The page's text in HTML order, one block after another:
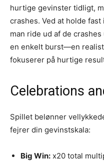
hurtige gevinster tidligt,
crashes. Ved at holde
man ride ud af de
en enkelt burst—en
fokuserer på hurtige
Celebrations
Spillet belønner
fejrer din gevinstskala:
Big Win: x20 total